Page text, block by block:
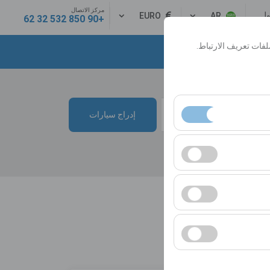
تعريف الارتباط.
لا يمكن تعطيلها.
المستخدمين). تُستخدم
(عدد مرات الظهور،
AR
EURO
مركز الاتصال
+90 850 532 32 62
10:00 إدراج سيارات